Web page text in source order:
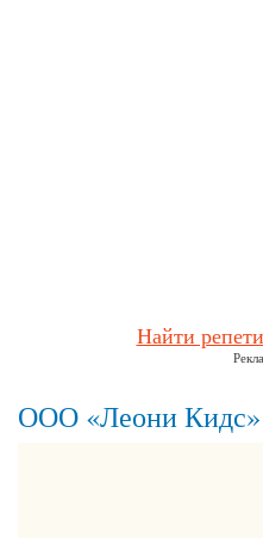
Найти
ООО «Леони Кидс»